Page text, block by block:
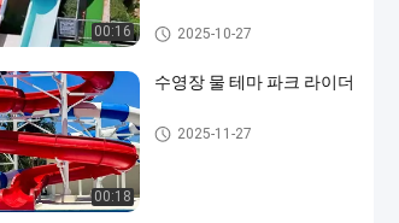
00:16 워터 파크 슬라이드
2025-10-27
00:18
수영장 물 테마 파크 라이더
수영장 워터 슬라이드
2025-11-27